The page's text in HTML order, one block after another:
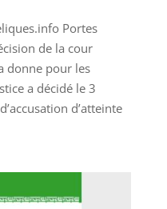
Portes
de la cour
donne pour les
a décidé le 3
d’atteinte